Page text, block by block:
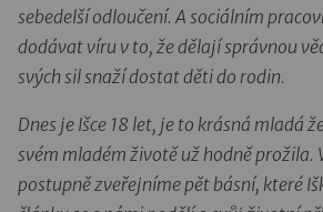
sebedelší odloučení. A sociálním
dodávat víru v to, že dělají správnou
svých sil snaží dostat děti do rodin.
Dnes je Išce 18 let, je to krásná mladá
svém mladém životě už hodně prožila.
postupně zveřejníme pět básní, které